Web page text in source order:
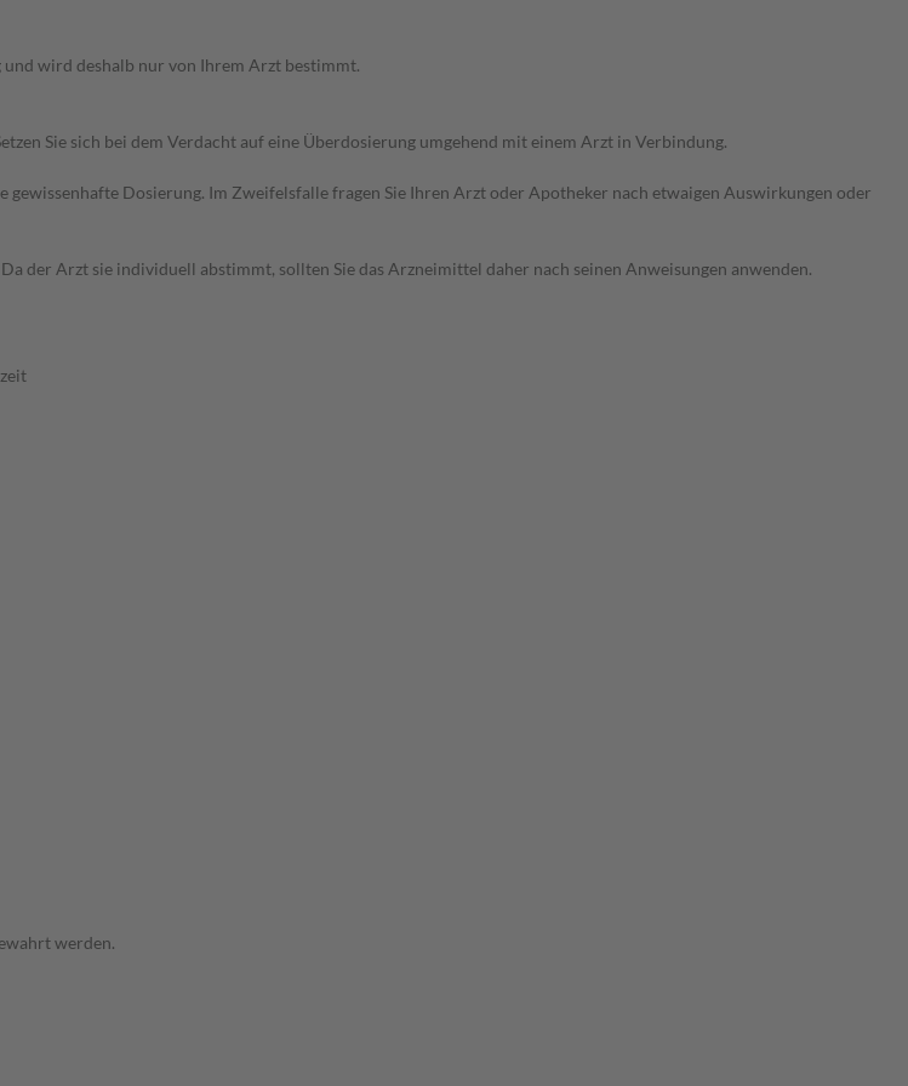
wird deshalb nur von Ihrem Arzt bestimmt.
Sie sich bei dem Verdacht auf eine Überdosierung umgehend mit einem Arzt in Verbindung.
Dosierung. Im Zweifelsfalle fragen Sie Ihren Arzt oder Apotheker nach etwaigen Auswirkungen oder
der Arzt sie individuell abstimmt, sollten Sie das Arzneimittel daher nach seinen Anweisungen anwenden.
werden.